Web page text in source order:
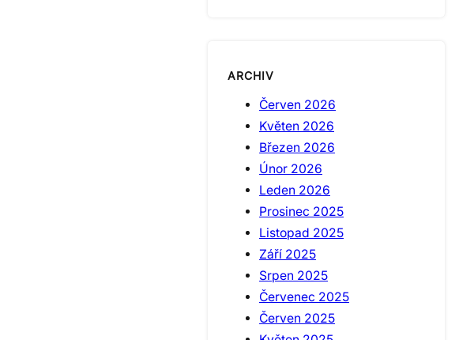
ARCHIV
Červen 2026
Květen 2026
Březen 2026
Únor 2026
Leden 2026
Prosinec 2025
Listopad 2025
Září 2025
Srpen 2025
Červenec 2025
Červen 2025